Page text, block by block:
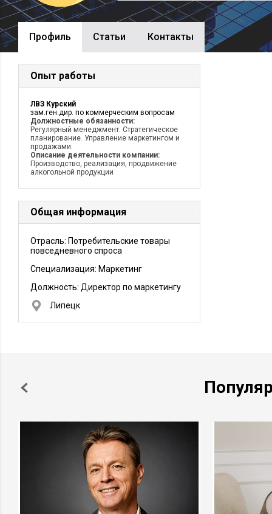
Профиль Cтатьи Контакты
Опыт работы
ЛВЗ Курский
зам.ген.дир. по коммерческим вопросам
Должностные обязанности:
Регулярный менеджмент. Стратегическое
планирование. Управление маркетингом и
продажами.
Описание деятельности компании:
Производство, реализация, продвижение
алкогольной продукции
Общая информация
Отрасль: Потребительские товары
повседневного спроса
Специализация: Маркетинг
Должность: Директор по маркетингу
Липецк